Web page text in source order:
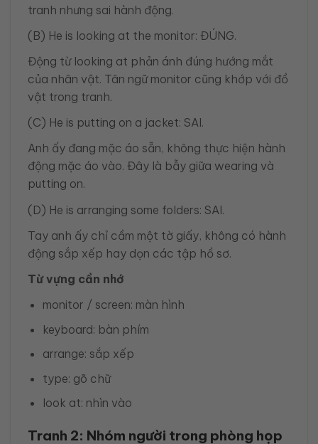
tranh nhưng sai hành động.
(B) He is looking at the monitor: ĐÚNG.
Động từ looking at phản ánh đúng hướng mắt
của nhân vật. Tân ngữ monitor cũng khớp với đồ
vật trong tranh.
(C) He is putting on a jacket: SAI.
Anh ấy đang mặc áo sẵn, không thực hiện hành
động mặc áo vào. Đây là bẫy giữa wearing và
putting on.
(D) He is arranging some folders: SAI.
Tay anh ấy chỉ cầm một tờ giấy, không có hành
động sắp xếp hay dọn các tập hồ sơ.
Từ vựng cần nhớ
monitor / screen: màn hình
keyboard: bàn phím
arrange: sắp xếp
type: gõ chữ
look at: nhìn vào
Tranh 2: Nhóm người trong phòng họp